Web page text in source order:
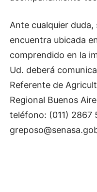
Ante cualquier
encuentra ubicada
comprendido en la
Ud. deberá
Referente de
Regional Buenos
teléfono: (011) 2867